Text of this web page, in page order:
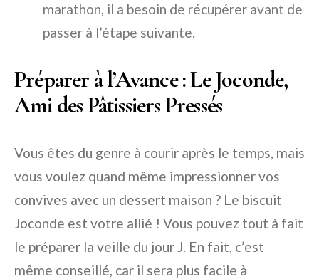
marathon, il a besoin de récupérer avant de
passer à l’étape suivante.
Préparer à l’Avance : Le Joconde,
Ami des Pâtissiers Pressés
Vous êtes du genre à courir après le temps, mais
vous voulez quand même impressionner vos
convives avec un dessert maison ? Le biscuit
Joconde est votre allié ! Vous pouvez tout à fait
le préparer la veille du jour J. En fait, c’est
même conseillé, car il sera plus facile à